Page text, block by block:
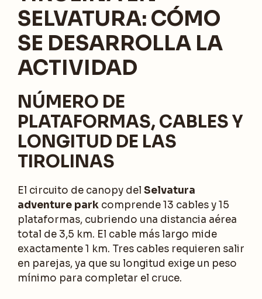
SELVATURA: CÓMO
SE DESARROLLA LA
ACTIVIDAD
NÚMERO DE
PLATAFORMAS, CABLES Y
LONGITUD DE LAS
TIROLINAS
El circuito de canopy del Selvatura
adventure park comprende 13 cables y 15
plataformas, cubriendo una distancia aérea
total de 3,5 km. El cable más largo mide
exactamente 1 km. Tres cables requieren salir
en parejas, ya que su longitud exige un peso
mínimo para completar el cruce.